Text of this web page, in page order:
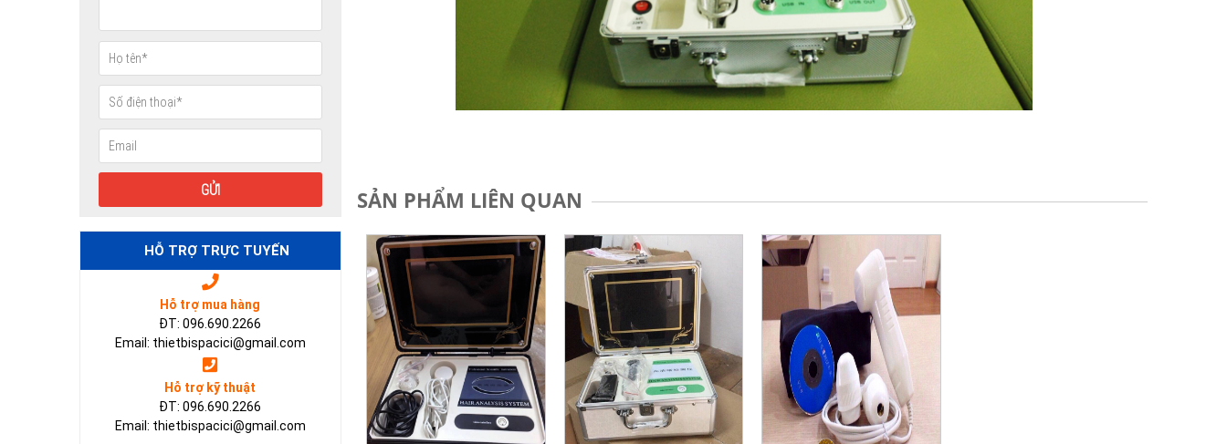
SẢN PHẨM LIÊN QUAN
HỖ TRỢ TRỰC TUYẾN
Hỗ trợ mua hàng
ĐT: 096.690.2266
Email: thietbispacici@gmail.com
Hỗ trợ kỹ thuật
ĐT: 096.690.2266
Email: thietbispacici@gmail.com